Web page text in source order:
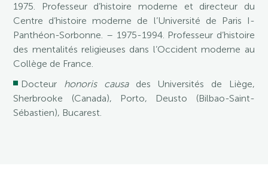
1975. Professeur d’histoire moderne et directeur du
Centre d’histoire moderne de l’Université de Paris I-
Panthéon-Sorbonne. – 1975-1994. Professeur d’histoire
des mentalités religieuses dans l’Occident moderne au
Collège de France.
Docteur honoris causades Universités de Liège,
Sherbrooke (Canada), Porto, Deusto (Bilbao-Saint-
Sébastien), Bucarest.